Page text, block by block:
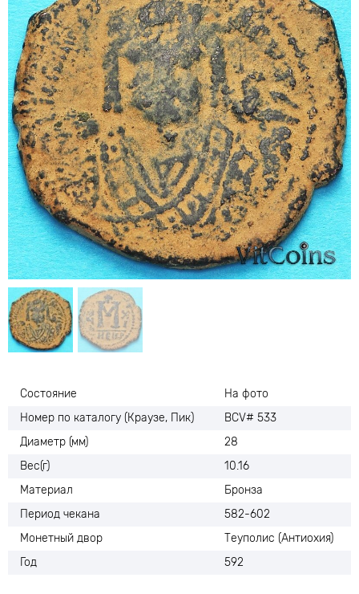
Состояние
На фото
Номер по каталогу (Краузе, Пик)
BCV# 533
Диаметр (мм)
28
Вес(г)
10.16
Материал
Бронза
Период чекана
582-602
Монетный двор
Теуполис (Антиохия)
Год
592